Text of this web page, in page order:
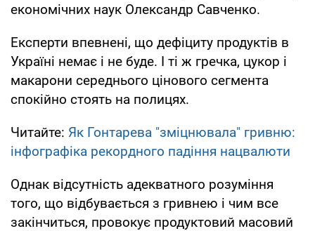
економічних наук Олександр Савченко.
Експерти впевнені, що дефіциту продуктів в
Україні немає і не буде. І ті ж гречка, цукор і
макарони середнього цінового сегмента
спокійно стоять на полицях.
Читайте: Як Гонтарева "зміцнювала" гривню:
інфографіка рекордного падіння нацвалюти
Однак відсутність адекватного розуміння
того, що відбувається з гривнею і чим все
закінчиться, провокує продуктовий масовий